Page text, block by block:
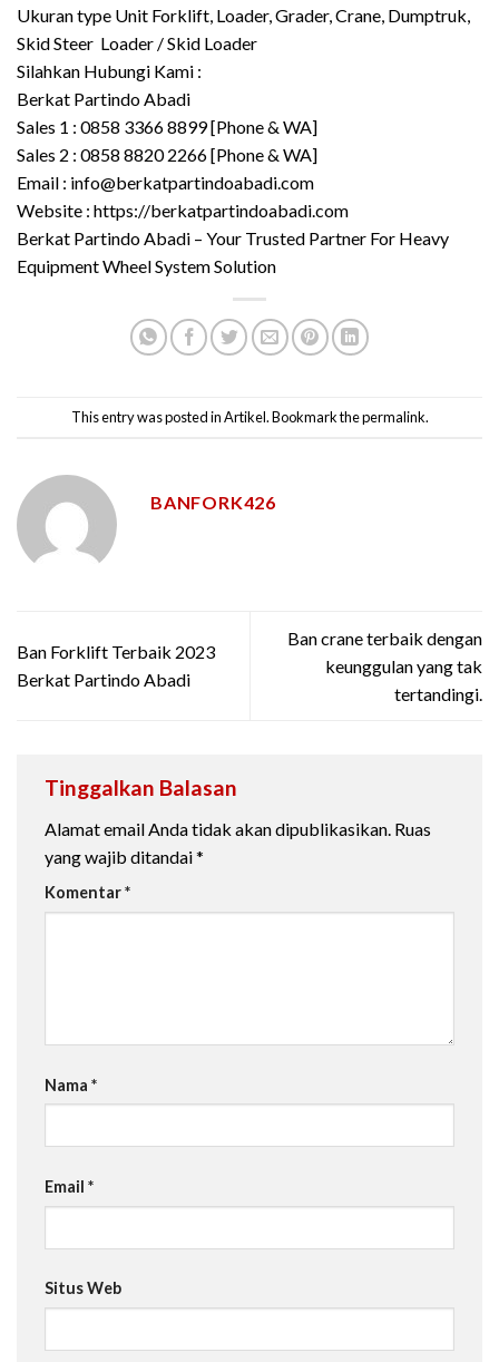
Ukuran type Unit Forklift, Loader, Grader, Crane, Dumptruk,
Skid Steer Loader / Skid Loader
Silahkan Hubungi Kami :
Berkat Partindo Abadi
Sales 1 : 0858 3366 8899 [Phone & WA]
Sales 2 : 0858 8820 2266 [Phone & WA]
Email : info@berkatpartindoabadi.com
Website : https://berkatpartindoabadi.com
Berkat Partindo Abadi – Your Trusted Partner For Heavy
Equipment Wheel System Solution
This entry was posted inArtikel. Bookmark thepermalink.
BANFORK426
Ban Forklift Terbaik 2023
Berkat Partindo Abadi
Ban crane terbaik dengan
keunggulan yang tak
tertandingi.
Tinggalkan Balasan
Alamat email Anda tidak akan dipublikasikan. Ruas
yang wajib ditandai*
Komentar*
Nama *
Email *
Situs Web